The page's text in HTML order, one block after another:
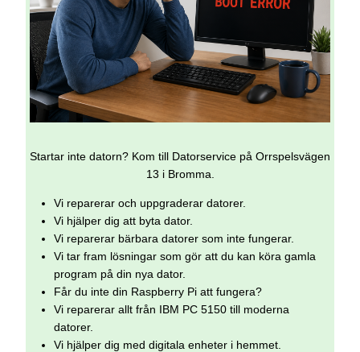
Startar inte datorn? Kom till Datorservice på Orrspelsvägen
13 i Bromma.
Vi reparerar och uppgraderar datorer.
Vi hjälper dig att byta dator.
Vi reparerar bärbara datorer som inte fungerar.
Vi tar fram lösningar som gör att du kan köra gamla
program på din nya dator.
Får du inte din Raspberry Pi att fungera?
Vi reparerar allt från IBM PC 5150 till moderna
datorer.
Vi hjälper dig med digitala enheter i hemmet.